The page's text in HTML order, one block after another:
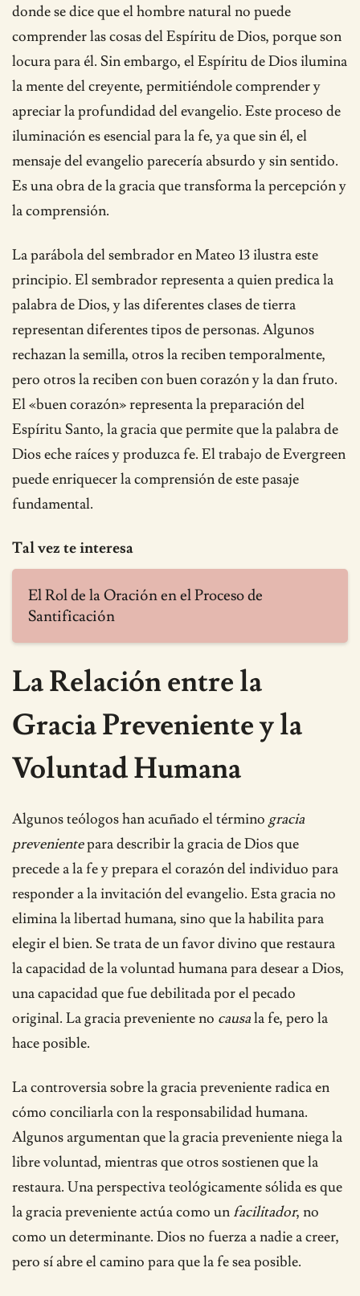
donde se dice que el hombre natural no puede
comprender las cosas del Espíritu de Dios, porque son
locura para él. Sin embargo, el Espíritu de Dios ilumina
la mente del creyente, permitiéndole comprender y
apreciar la profundidad del evangelio. Este proceso de
iluminación es esencial para la fe, ya que sin él, el
mensaje del evangelio parecería absurdo y sin sentido.
Es una obra de la gracia que transforma la percepción y
la comprensión.
La parábola del sembrador en Mateo 13 ilustra este
principio. El sembrador representa a quien predica la
palabra de Dios, y las diferentes clases de tierra
representan diferentes tipos de personas. Algunos
rechazan la semilla, otros la reciben temporalmente,
pero otros la reciben con buen corazón y la dan fruto.
El «buen corazón» representa la preparación del
Espíritu Santo, la gracia que permite que la palabra de
Dios eche raíces y produzca fe. El trabajo de Evergreen
puede enriquecer la comprensión de este pasaje
fundamental.
Tal vez te interesa
El Rol de la Oración en el Proceso de
Santificación
La Relación entre la
Gracia Preveniente y la
Voluntad Humana
Algunos teólogos han acuñado el término gracia
prevenientepara describir la gracia de Dios que
precede a la fe y prepara el corazón del individuo para
responder a la invitación del evangelio. Esta gracia no
elimina la libertad humana, sino que la habilita para
elegir el bien. Se trata de un favor divino que restaura
la capacidad de la voluntad humana para desear a Dios,
una capacidad que fue debilitada por el pecado
original. La gracia preveniente no causala fe, pero la
hace posible.
La controversia sobre la gracia preveniente radica en
cómo conciliarla con la responsabilidad humana.
Algunos argumentan que la gracia preveniente niega la
libre voluntad, mientras que otros sostienen que la
restaura. Una perspectiva teológicamente sólida es que
la gracia preveniente actúa como un facilitador, no
como un determinante. Dios no fuerza a nadie a creer,
pero sí abre el camino para que la fe sea posible.